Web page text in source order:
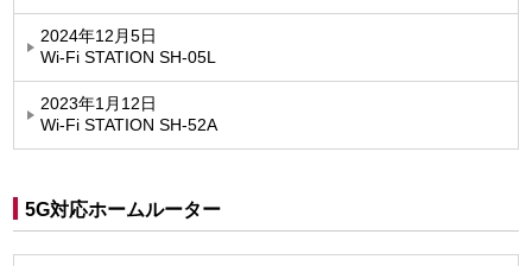
2024年12月5日
Wi-Fi STATION SH-05L
2023年1月12日
Wi-Fi STATION SH-52A
5G対応ホームルーター